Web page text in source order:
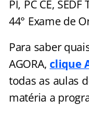
PI, PC CE,
44° Exame de
Para saber
AGORA,clique
todas as aulas
matéria a